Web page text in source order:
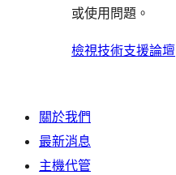
或使用問題。
檢視技術支援論壇
關於我們
最新消息
主機代管